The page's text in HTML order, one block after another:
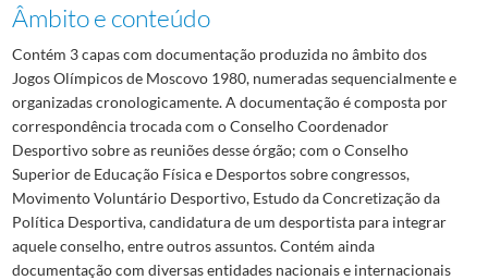
Âmbito e conteúdo
Contém 3 capas com documentação produzida no âmbito dos
Jogos Olímpicos de Moscovo 1980, numeradas sequencialmente e
organizadas cronologicamente. A documentação é composta por
correspondência trocada com o Conselho Coordenador
Desportivo sobre as reuniões desse órgão; com o Conselho
Superior de Educação Física e Desportos sobre congressos,
Movimento Voluntário Desportivo, Estudo da Concretização da
Política Desportiva, candidatura de um desportista para integrar
aquele conselho, entre outros assuntos. Contém ainda
documentação com diversas entidades nacionais e internacionais